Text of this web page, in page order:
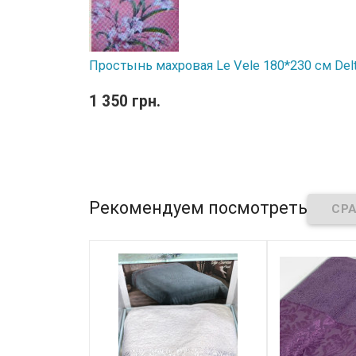
Простынь махровая Le Vele 180*230 см
1 350 грн.
Рекомендуем посмотреть